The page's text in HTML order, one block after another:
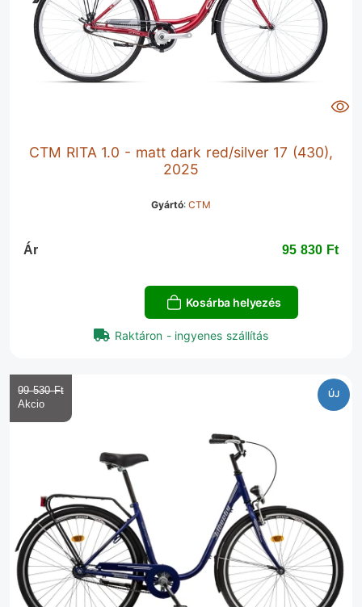
CTM RITA 1.0 - matt dark red/silver 17 (430),
2025
Gyártó:CTM
Ár 95 830 Ft‎
Kosárba helyezés
Raktáron - ingyenes szállítás
ÚJ
99 530 Ft‎